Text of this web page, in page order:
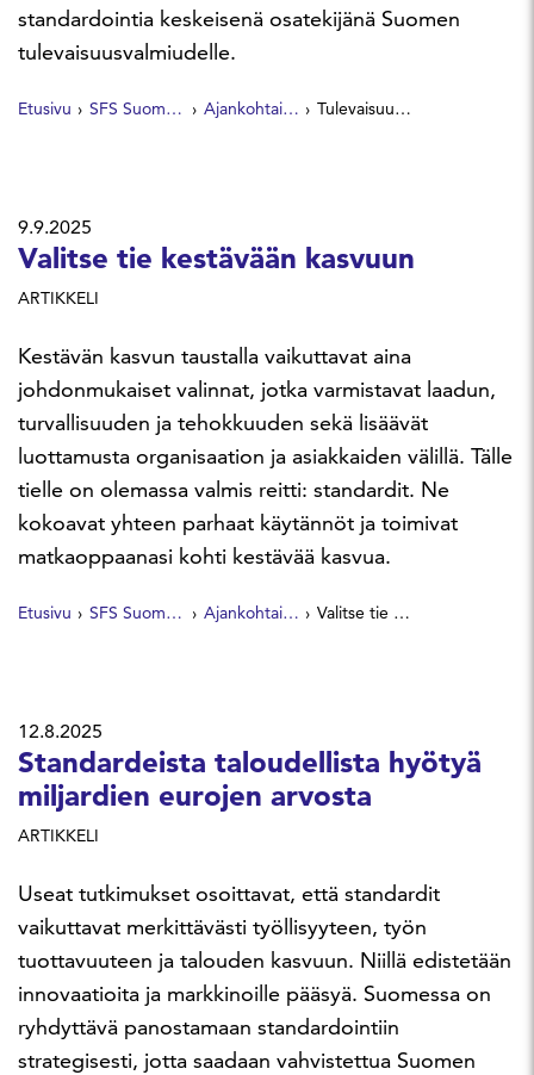
standardointia keskeisenä osatekijänä Suomen
tulevaisuusvalmiudelle.
Etusivu SFS Suomen Standardit Ajankohtaista Tulevaisuusselonteko: Suomen on oltava aktiivinen kansainvälisessä standardoinnissa
9.9.2025
Valitse tie kestävään kasvuun
ARTIKKELI
Kestävän kasvun taustalla vaikuttavat aina
johdonmukaiset valinnat, jotka varmistavat laadun,
turvallisuuden ja tehokkuuden sekä lisäävät
luottamusta organisaation ja asiakkaiden välillä. Tälle
tielle on olemassa valmis reitti: standardit. Ne
kokoavat yhteen parhaat käytännöt ja toimivat
matkaoppaanasi kohti kestävää kasvua.
Etusivu SFS Suomen Standardit Ajankohtaista Valitse tie kestävään kasvuun
12.8.2025
Standardeista taloudellista hyötyä
miljardien eurojen arvosta
ARTIKKELI
Useat tutkimukset osoittavat, että standardit
vaikuttavat merkittävästi työllisyyteen, työn
tuottavuuteen ja talouden kasvuun. Niillä edistetään
innovaatioita ja markkinoille pääsyä. Suomessa on
ryhdyttävä panostamaan standardointiin
strategisesti, jotta saadaan vahvistettua Suomen